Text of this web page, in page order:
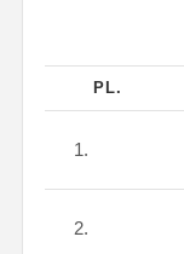
PL.
1.
2.